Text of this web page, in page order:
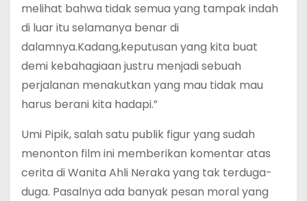
melihat bahwa tidak semua yang tampak indah
di luar itu selamanya benar di
dalamnya.Kadang,keputusan yang kita buat
demi kebahagiaan justru menjadi sebuah
perjalanan menakutkan yang mau tidak mau
harus berani kita hadapi.”
Umi Pipik, salah satu publik figur yang sudah
menonton film ini memberikan komentar atas
cerita di Wanita Ahli Neraka yang tak terduga-
duga. Pasalnya ada banyak pesan moral yang